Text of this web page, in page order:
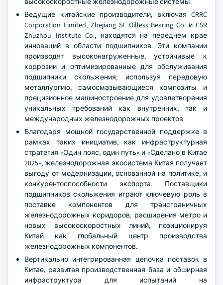
Ведущие китайские производители, включая CRRC
Corporation Limited, Zhejiang SF Oilless Bearing Co. и CSR
Zhuzhou Institute Co., находятся на переднем крае
инноваций в области подшипников. Эти компании
производят высоконагруженные, устойчивые к
коррозии и оптимизированные для обслуживания
подшипники скольжения, используя передовую
металлургию, самосмазывающиеся композиты и
прецизионное машиностроение для удовлетворения
уникальных требований как внутренних, так и
международных железнодорожных проектов.
Благодаря мощной государственной поддержке в
рамках таких инициатив, как инфраструктурная
стратегия «Один пояс, один путь» и «Сделано в Китае
2025», железнодорожная экосистема Китая получает
выгоду от модернизации, основанной на политике, и
конкурентоспособности экспорта. Поставщики
подшипников скольжения играют ключевую роль в
поставке компонентов для трансграничных
железнодорожных коридоров, расширения метро и
новых высокоскоростных линий, позиционируя
Китай как глобальный центр производства
железнодорожных компонентов.
Вертикально интегрированная цепочка поставок в
Китае, развитая производственная база и обширная
инфраструктура для испытаний на